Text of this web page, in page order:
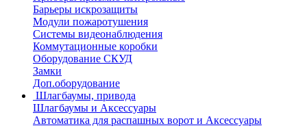
Барьеры искрозащиты
Модули пожаротушения
Системы видеонаблюдения
Коммутационные коробки
Оборудование СКУД
Замки
Доп.оборудование
Шлагбаумы, привода
Шлагбаумы и Аксессуары
Автоматика для распашных ворот и Аксессуары